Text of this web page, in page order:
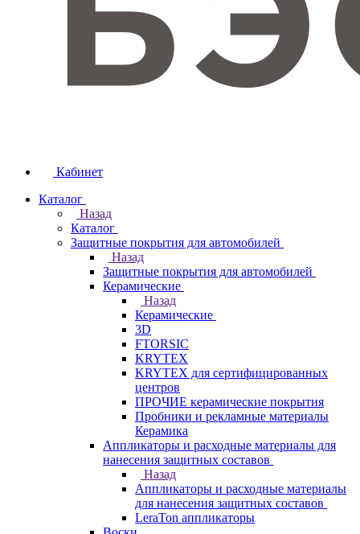
Кабинет
Каталог
Назад
Каталог
Защитные покрытия для автомобилей
Назад
Защитные покрытия для автомобилей
Керамические
Назад
Керамические
3D
FTORSIC
KRYTEX
KRYTEX для сертифицированных
центров
ПРОЧИЕ керамические покрытия
Пробники и рекламные материалы
Керамика
Аппликаторы и расходные материалы для
нанесения защитных составов
Назад
Аппликаторы и расходные материалы
для нанесения защитных составов
LeraTon аппликаторы